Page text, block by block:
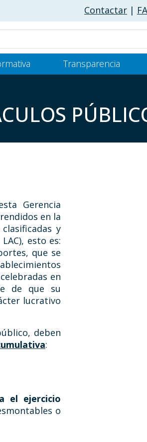
Contactar |
Transparencia
Gerencia
en la
y
esto es:
que se
en
de que su
lucrativo
deben
:
el ejercicio
o